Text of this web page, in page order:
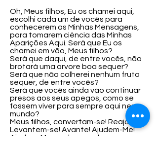
Oh, Meus filhos, Eu os chamei aqui,
escolhi cada um de vocês para
conhecerem as Minhas Mensagens,
para tomarem ciência das Minhas
Aparições Aqui. Será que Eu os
chamei em vão, Meus filhos?
Será que daqui, de entre vocês, não
brotará uma arvore boa sequer?
Será que não colherei nenhum fruto
sequer, de entre vocês?
Será que vocês ainda vão continuar
presos aos seus apegos, como se
fossem viver para sempre aqui neste
mundo?
Meus filhos, convertam-se! Reajam!
Levantem-se! Avante! Ajudem-Me!
Ajudem-Me a salvar as almas,